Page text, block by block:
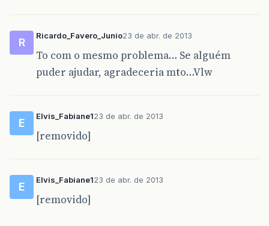
R
Ricardo_Favero_Junio23 de abr. de 2013
To com o mesmo problema… Se alguém
puder ajudar, agradeceria mto…Vlw
E
Elvis_Fabiane123 de abr. de 2013
[removido]
E
Elvis_Fabiane123 de abr. de 2013
[removido]